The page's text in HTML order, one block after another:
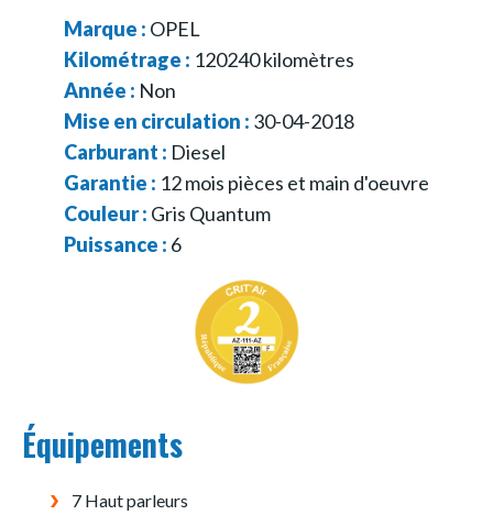
Marque : OPEL
Kilométrage : 120240kilomètres
Année : Non
Mise en circulation : 30-04-2018
Carburant : Diesel
Garantie : 12 mois pièces et main d'oeuvre
Couleur : Gris Quantum
Puissance : 6
Équipements
7 Haut parleurs